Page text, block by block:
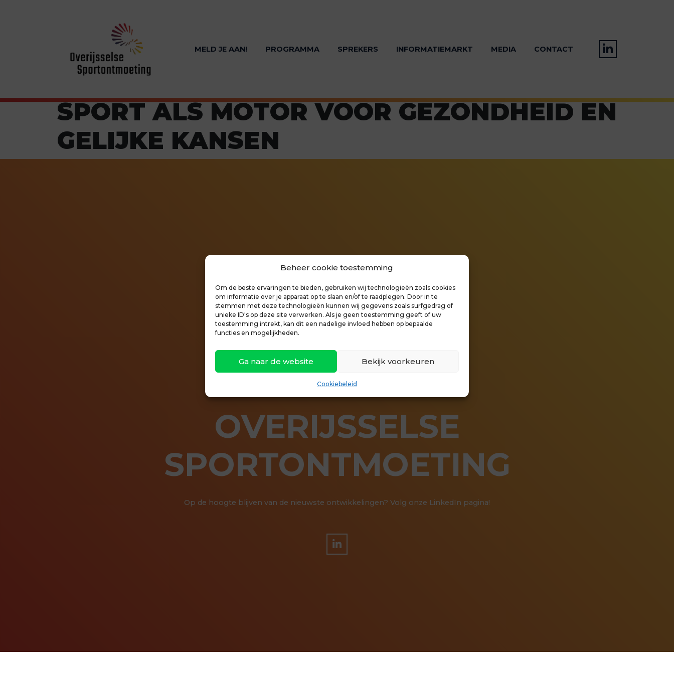
Beheer cookie toestemming
Om de beste ervaringen te bieden, gebruiken wij technologieën zoals cookies
om informatie over je apparaat op te slaan en/of te raadplegen. Door in te
stemmen met deze technologieën kunnen wij gegevens zoals surfgedrag of
unieke ID's op deze site verwerken. Als je geen toestemming geeft of uw
toestemming intrekt, kan dit een nadelige invloed hebben op bepaalde
functies en mogelijkheden.
Ga naar de website Bekijk voorkeuren
Cookiebeleid
MELD JE AAN! PROGRAMMA SPREKERS INFORMATIEMARKT MEDIA CONTACT
SPORT ALS MOTOR VOOR GEZONDHEID EN
GELIJKE KANSEN
OVERIJSSELSE
SPORTONTMOETING
Op de hoogte blijven van de nieuwste ontwikkelingen? Volg onze LinkedIn pagina!